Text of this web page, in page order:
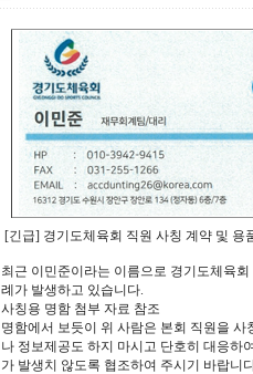
[긴급] 경기도체육회 직원 사칭 계약 및 용
최근 이민준이라는 이름으로 경기도체육
례가 발생하고 있습니다.
사칭용 명함 첨부 자료 참조
명함에서 보듯이 위 사람은 본회 직원을
나 정보제공도 하지 마시고 단호히 대응하
가 발생치 않도록 협조하여 주시기 바랍니